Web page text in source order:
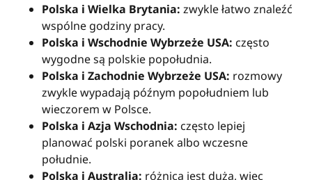
Polska i Wielka Brytania: zwykle łatwo znaleźć
wspólne godziny pracy.
Polska i Wschodnie Wybrzeże USA: często
wygodne są polskie popołudnia.
Polska i Zachodnie Wybrzeże USA: rozmowy
zwykle wypadają późnym popołudniem lub
wieczorem w Polsce.
Polska i Azja Wschodnia: często lepiej
planować polski poranek albo wczesne
południe.
Polska i Australia: różnica jest duża, więc